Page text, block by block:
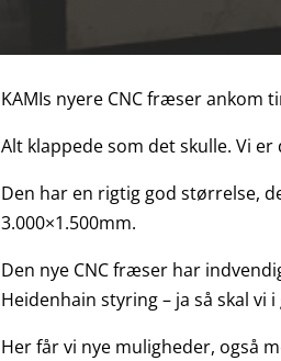
KAMIs nyere CNC fræser ankom
Alt klappede som det skulle. Vi
Den har en rigtig god størrelse,
3.000×1.500mm.
Den nye CNC fræser har
Heidenhain styring – ja så skal vi i
Her får vi nye muligheder, også